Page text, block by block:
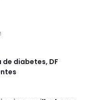
diabetes, DF